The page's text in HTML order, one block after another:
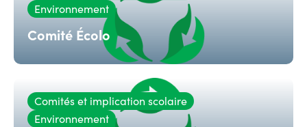
Environnement
Comité Écolo
Comités et implication scolaire
Environnement